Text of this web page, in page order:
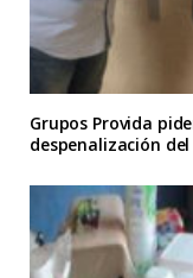
Grupos Provida
despenalización